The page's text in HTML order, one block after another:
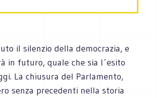
il silenzio della democrazia, e
in futuro, quale che sia l´esito
La chiusura del Parlamento,
senza precedenti nella storia